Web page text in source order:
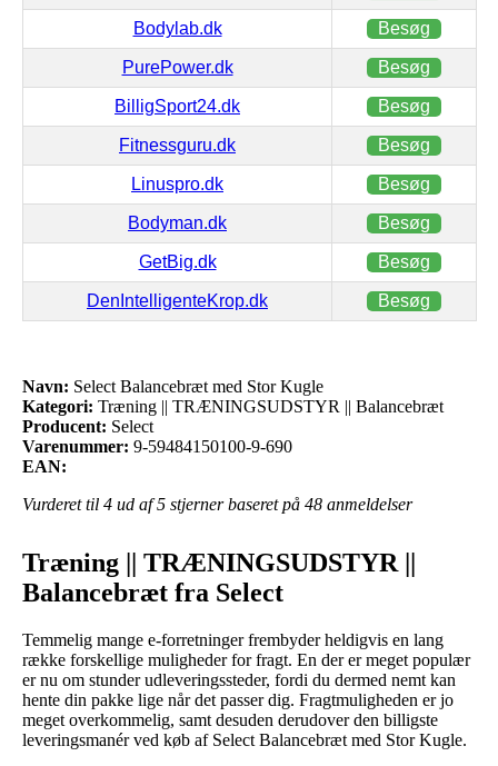
Bodylab.dk Besøg
PurePower.dk Besøg
BilligSport24.dk Besøg
Fitnessguru.dk Besøg
Linuspro.dk Besøg
Bodyman.dk Besøg
GetBig.dk Besøg
DenIntelligenteKrop.dk Besøg
Navn: Select Balancebræt med Stor Kugle
Kategori: Træning || TRÆNINGSUDSTYR || Balancebræt
Producent: Select
Varenummer: 9-59484150100-9-690
EAN:
Vurderet til 4 ud af 5 stjerner baseret på 48 anmeldelser
Træning || TRÆNINGSUDSTYR ||
Balancebræt fra Select
Temmelig mange e-forretninger frembyder heldigvis en lang
række forskellige muligheder for fragt. En der er meget populær
er nu om stunder udleveringssteder, fordi du dermed nemt kan
hente din pakke lige når det passer dig. Fragtmuligheden er jo
meget overkommelig, samt desuden derudover den billigste
leveringsmanér ved køb af Select Balancebræt med Stor Kugle.